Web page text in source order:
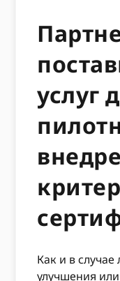
услуг
Как и в
улучшения